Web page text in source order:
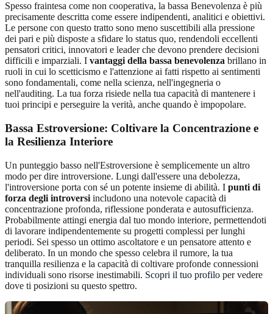
Spesso fraintesa come non cooperativa, la bassa Benevolenza è più
precisamente descritta come essere indipendenti, analitici e obiettivi.
Le persone con questo tratto sono meno suscettibili alla pressione
dei pari e più disposte a sfidare lo status quo, rendendoli eccellenti
pensatori critici, innovatori e leader che devono prendere decisioni
difficili e imparziali. I vantaggi della bassa benevolenza brillano in
ruoli in cui lo scetticismo e l'attenzione ai fatti rispetto ai sentimenti
sono fondamentali, come nella scienza, nell'ingegneria o
nell'auditing. La tua forza risiede nella tua capacità di mantenere i
tuoi principi e perseguire la verità, anche quando è impopolare.
Bassa Estroversione: Coltivare la Concentrazione e
la Resilienza Interiore
Un punteggio basso nell'Estroversione è semplicemente un altro
modo per dire introversione. Lungi dall'essere una debolezza,
l'introversione porta con sé un potente insieme di abilità. I punti di
forza degli introversi includono una notevole capacità di
concentrazione profonda, riflessione ponderata e autosufficienza.
Probabilmente attingi energia dal tuo mondo interiore, permettendoti
di lavorare indipendentemente su progetti complessi per lunghi
periodi. Sei spesso un ottimo ascoltatore e un pensatore attento e
deliberato. In un mondo che spesso celebra il rumore, la tua
tranquilla resilienza e la capacità di coltivare profonde connessioni
individuali sono risorse inestimabili. Scopri il tuo profilo per vedere
dove ti posizioni su questo spettro.